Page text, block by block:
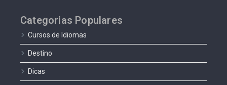
Categorias Populares
Cursos de Idiomas
Destino
Dicas